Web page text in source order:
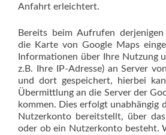
Anfahrt erleichtert.
Bereits beim Aufrufen
die Karte von Google Maps
Informationen über Ihre Nutzung
z.B. Ihre IP-Adresse) an Server
und dort gespeichert, hierbei
Übermittlung an die Server der
kommen. Dies erfolgt unabhängig
Nutzerkonto bereitstellt, über
oder ob ein Nutzerkonto besteht.